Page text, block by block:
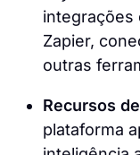
integrações
Zapier,
outras
Recursos
plataforma